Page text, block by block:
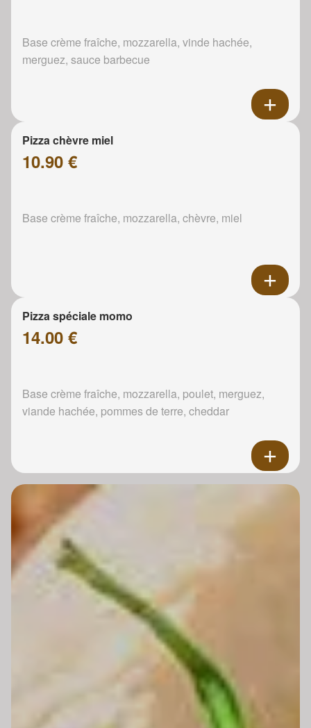
Base crème fraîche, mozzarella, vinde hachée,
merguez, sauce barbecue
Pizza chèvre miel
10.90 €
Base crème fraîche, mozzarella, chèvre, miel
Pizza spéciale momo
14.00 €
Base crème fraîche, mozzarella, poulet, merguez,
viande hachée, pommes de terre, cheddar